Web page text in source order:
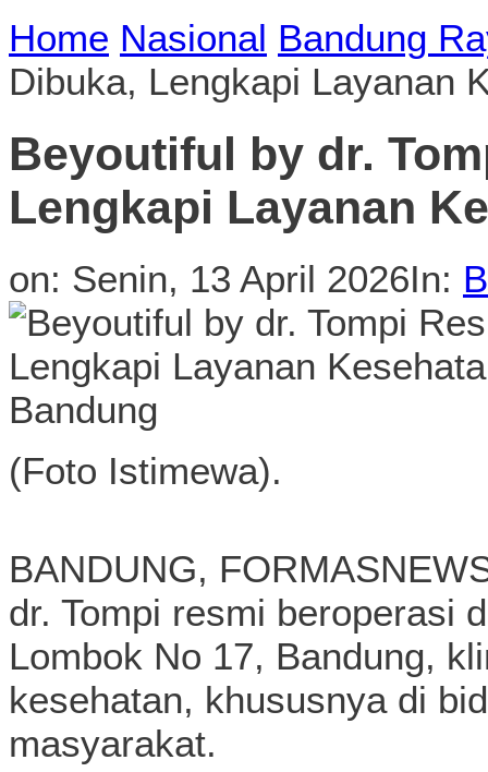
Home Nasional Bandung
Dibuka, Lengkapi Layanan
Beyoutiful by dr.
Lengkapi Layanan
on: Senin, 13 April 2026In:
(Foto Istimewa).
BANDUNG,
dr. Tompi resmi beroperasi
Lombok No 17, Bandung,
kesehatan, khususnya di
masyarakat.